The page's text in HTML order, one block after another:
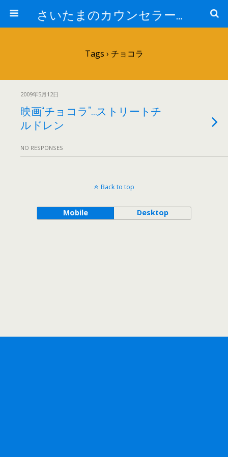
さいたまのカウンセラー日記
Tags › チョコラ
2009年5月12日
映画“チョコラ”…ストリートチ
ルドレン
NO RESPONSES
Back to top
Mobile Desktop